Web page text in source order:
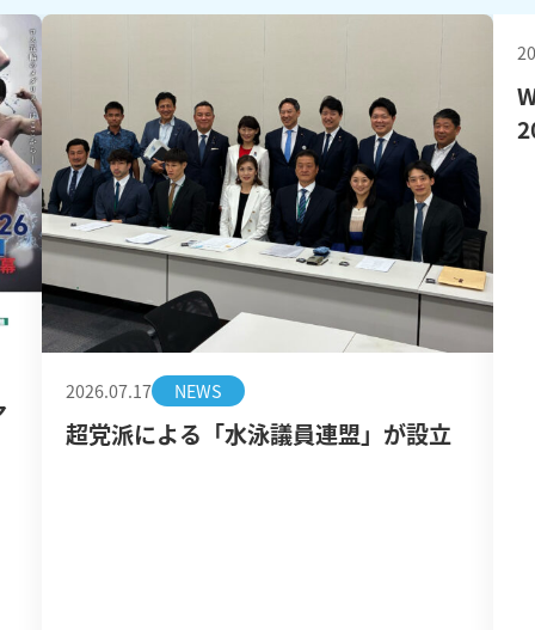
2026.07.17 NEWS
超党派による「水泳議員連盟」が設立